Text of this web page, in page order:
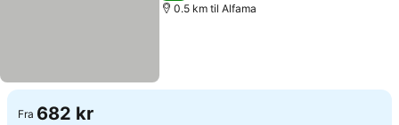
0.5 km til Alfama
Fra 682 kr